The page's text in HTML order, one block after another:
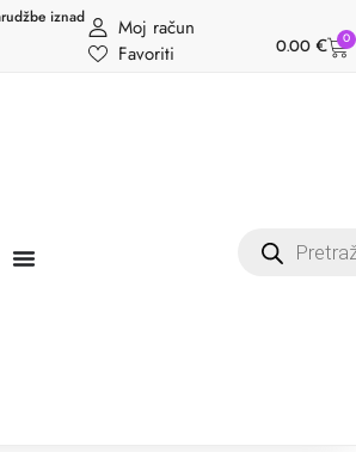
iznad
Moj račun
Favoriti
0.00 € 0